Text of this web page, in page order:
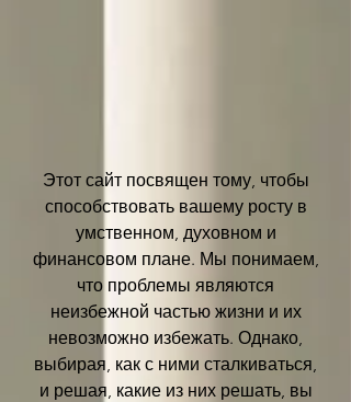
Этот сайт посвящен тому, чтобы
способствовать вашему росту в
умственном, духовном и
финансовом плане. Мы понимаем,
что проблемы являются
неизбежной частью жизни и их
невозможно избежать. Однако,
выбирая, как с ними сталкиваться,
и решая, какие из них решать, вы